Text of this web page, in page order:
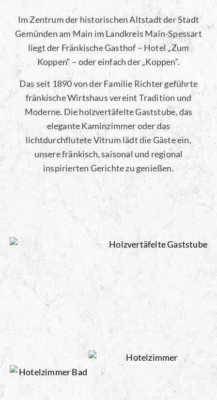
Im Zentrum der historischen Altstadt der Stadt
Gemünden am Main im Landkreis Main-Spessart
liegt der Fränkische Gasthof – Hotel „Zum
Koppen“ – oder einfach der „Koppen“.
Das seit 1890 von der Familie Richter geführte
fränkische Wirtshaus vereint Tradition und
Moderne. Die holzvertäfelte Gaststube, das
elegante Kaminzimmer oder das
lichtdurchflutete Vitrum lädt die Gäste ein,
unsere fränkisch, saisonal und regional
inspirierten Gerichte zu genießen.